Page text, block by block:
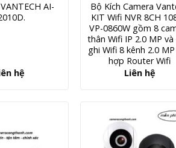
AI-
hệ
Bộ Kích Camera
KIT Wifi NVR 8CH
VP-0860W gồm 8
thân Wifi IP 2.0 MP
ghi Wifi 8 kênh 2.0
hợp Router Wifi
Liên hệ